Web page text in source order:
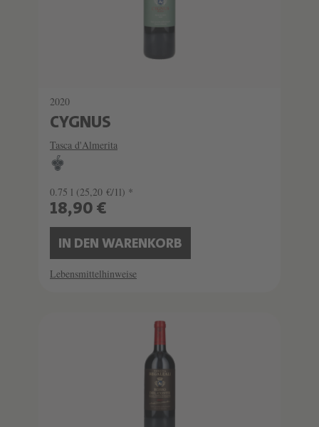
2020
CYGNUS
Tasca d'Almerita
0.75 l (25,20 €/1l) *
18,90 €
IN DEN WARENKORB
Lebensmittelhinweise